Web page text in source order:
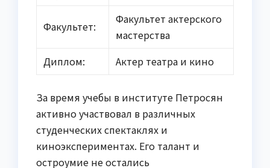
Факультет:
Факультет актерского
мастерства
Диплом:
Актер театра и кино
За время учебы в институте Петросян
активно участвовал в различных
студенческих спектаклях и
киноэкспериментах. Его талант и
остроумие не остались